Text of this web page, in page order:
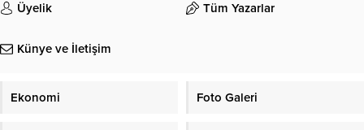
Üyelik Tüm Yazarlar
Künye ve İletişim
Ekonomi Foto Galeri